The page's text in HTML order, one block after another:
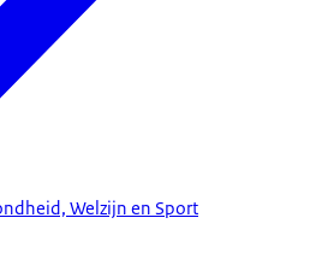
Welzijn en Sport